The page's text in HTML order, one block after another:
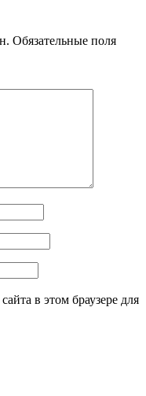
Обязательные поля
в этом браузере для